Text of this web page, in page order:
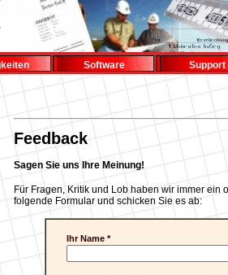
Software Support
Feedback
Sagen Sie uns Ihre Meinung!
Für Fragen, Kritik und Lob haben wir immer ein
folgende Formular und schicken Sie es ab:
Ihr Name *